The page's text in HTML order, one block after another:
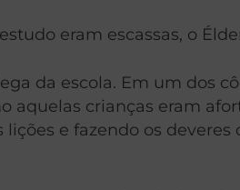
eram escassas, o
da escola. Em um dos
aquelas crianças eram
e fazendo os deveres